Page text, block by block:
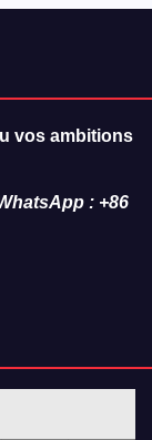
vos ambitions
: +86